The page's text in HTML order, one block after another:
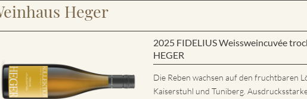
Heger
2025 FIDELIUS Weissweincuvée
HEGER
Die Reben wachsen auf den fruchtbaren
Kaiserstuhl und Tuniberg.